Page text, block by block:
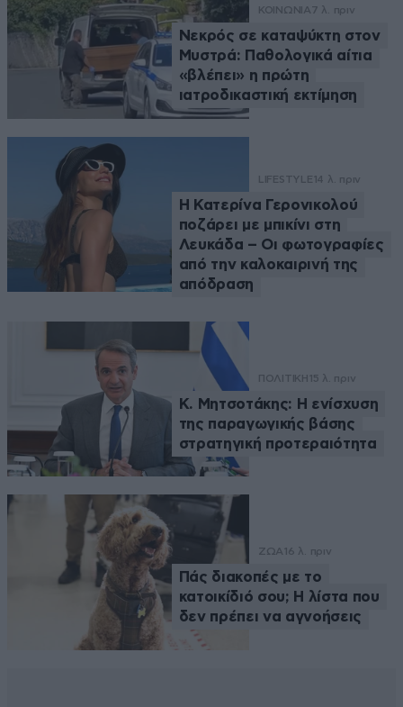
ΚΟΙΝΩΝΙΑ7 λ. πριν
Νεκρός σε καταψύκτη στον
Μυστρά: Παθολογικά αίτια
«βλέπει» η πρώτη
ιατροδικαστική εκτίμηση
LIFESTYLE 14 λ. πριν
Η Κατερίνα Γερονικολού
ποζάρει με μπικίνι στη
Λευκάδα – Οι φωτογραφίες
από την καλοκαιρινή της
απόδραση
ΠΟΛΙΤΙΚΗ 15 λ. πριν
Κ. Μητσοτάκης: Η ενίσχυση
της παραγωγικής βάσης
στρατηγική προτεραιότητα
ΖΩΑ 16 λ. πριν
Πάς διακοπές με το
κατοικίδιό σου; Η λίστα που
δεν πρέπει να αγνοήσεις